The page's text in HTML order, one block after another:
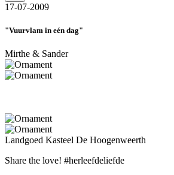
17-07-2009
"Vuurvlam in eén dag"
Mirthe & Sander
Landgoed Kasteel De Hoogenweerth
Share the love! #herleefdeliefde